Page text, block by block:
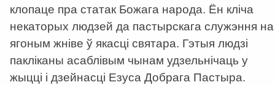
клопаце пра статак Божага народа. Ён кліча
некаторых людзей да пастырскага служэння на
ягоным жніве ў якасці святара. Гэтыя людзі
пакліканы асаблівым чынам удзельнічаць у
жыцці і дзейнасці Езуса Добрага Пастыра.